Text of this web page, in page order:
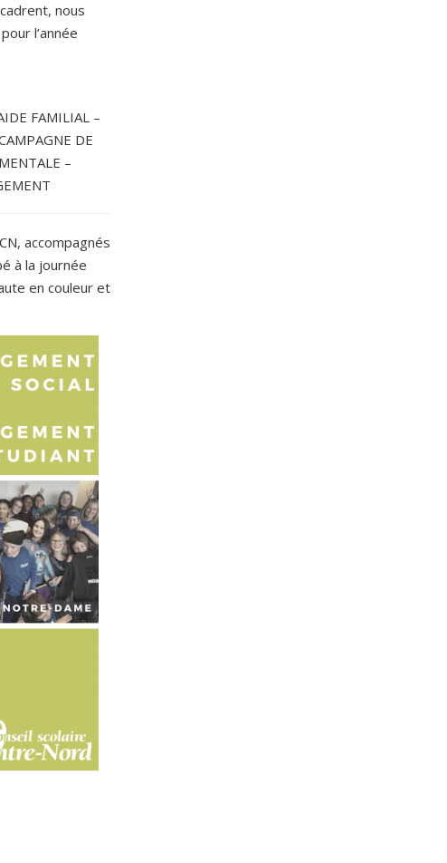
nous
l’année
FAMILIAL –
DE
–
accompagnés
à la journée
en couleur et